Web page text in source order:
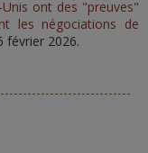
ont des "preuves"
les négociations de
février 2026.